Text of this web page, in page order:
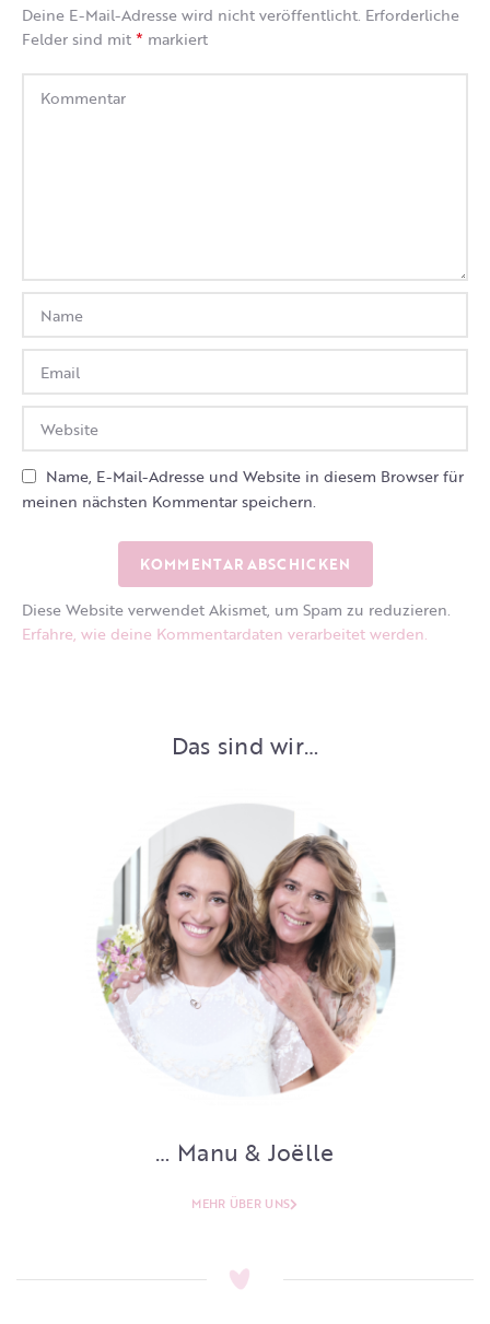
Deine E-Mail-Adresse wird nicht veröffentlicht. Erforderliche
Felder sind mit* markiert
Name, E-Mail-Adresse und Website in diesem Browser für
meinen nächsten Kommentar speichern.
Diese Website verwendet Akismet, um Spam zu reduzieren.
Erfahre, wie deine Kommentardaten verarbeitet werden.
Das sind wir…
… Manu & Joëlle
MEHR ÜBER UNS